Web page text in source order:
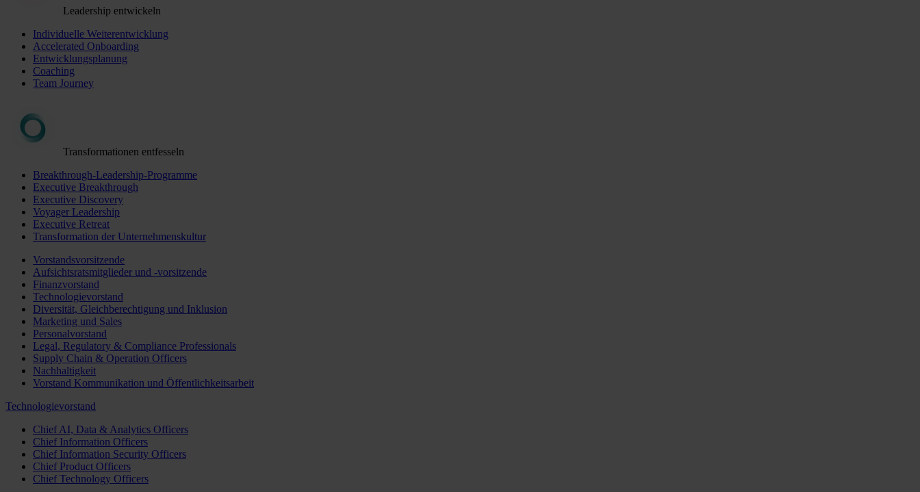
Leadership entwickeln
Individuelle Weiterentwicklung
Accelerated Onboarding
Entwicklungsplanung
Coaching
Team Journey
Transformationen entfesseln
Breakthrough-Leadership-Programme
Executive Breakthrough
Executive Discovery
Voyager Leadership
Executive Retreat
Transformation der Unternehmenskultur
Vorstandsvorsitzende
Aufsichtsratsmitglieder und -vorsitzende
Finanzvorstand
Technologievorstand
Diversität, Gleichberechtigung und Inklusion
Marketing und Sales
Personalvorstand
Legal, Regulatory & Compliance Professionals
Supply Chain & Operation Officers
Nachhaltigkeit
Vorstand Kommunikation und Öffentlichkeitsarbeit
Technologievorstand
Chief AI, Data & Analytics Officers
Chief Information Officers
Chief Information Security Officers
Chief Product Officers
Chief Technology Officers